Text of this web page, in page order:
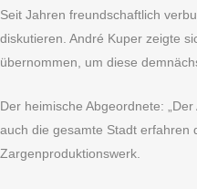
Seit Jahren freundschaftlich
diskutieren. André Kuper zeigte
übernommen, um diese
Der heimische Abgeordnete:
auch die gesamte Stadt erfahren
Zargenproduktionswerk.